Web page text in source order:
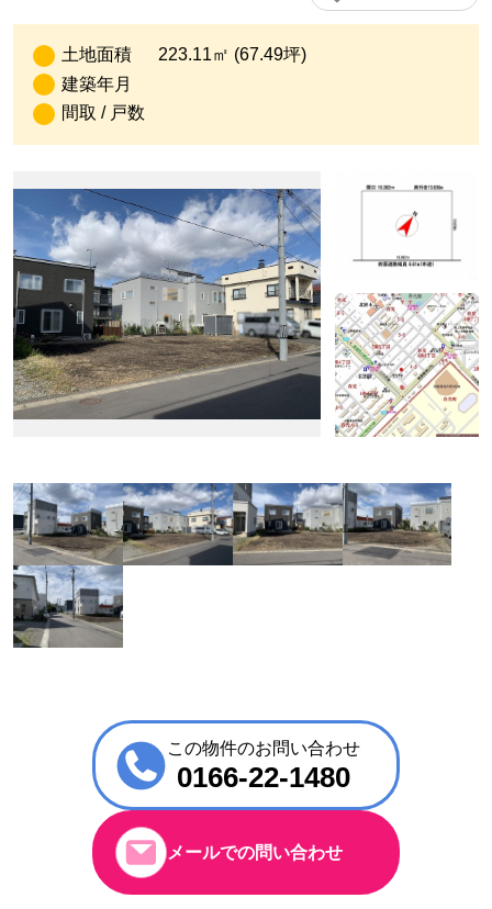
土地面積
223.11㎡ (67.49坪)
建築年月
間取 / 戸数
この物件のお問い合わせ
0166-22-1480
メールでの問い合わせ